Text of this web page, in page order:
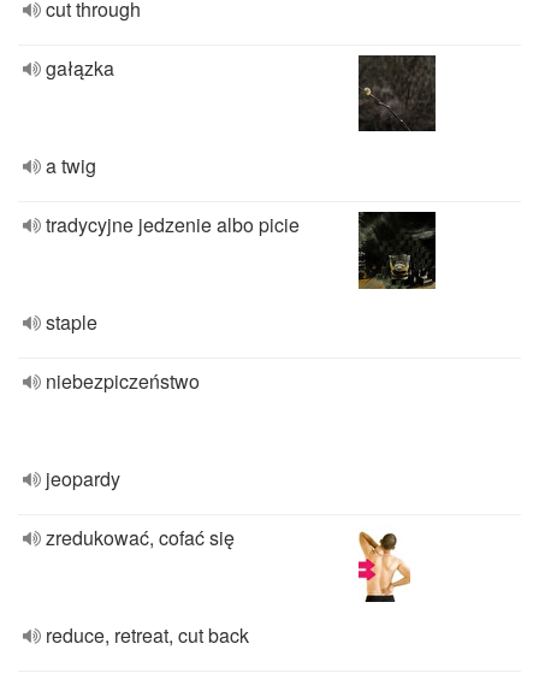
cut through
gałązka
a twig
tradycyjne jedzenie albo picie
staple
niebezpiczeństwo
jeopardy
zredukować, cofać się
reduce, retreat, cut back